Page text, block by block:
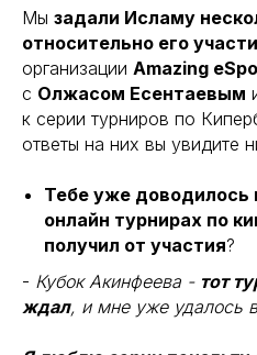
Мы задали Исламу
относительно его
организации Amazing
с Олжасом Есентаевым
к серии турниров по
ответы на них вы увидите
Тебе уже доводилось
онлайн турнирах по
получил от участия?
- Кубок Акинфеева - тот
ждал, и мне уже удалось